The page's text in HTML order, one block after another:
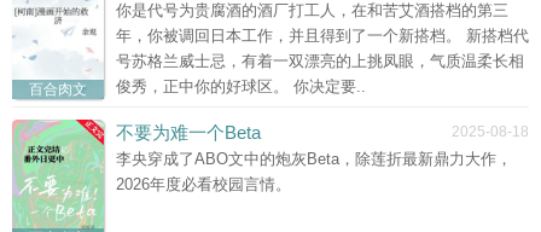
百合肉文
你是代号为贵腐酒的酒厂打工人，在和苦艾酒搭档的第三
年，你被调回日本工作，并且得到了一个新搭档。 新搭档代
号苏格兰威士忌，有着一双漂亮的上挑凤眼，气质温柔长相
俊秀，正中你的好球区。 你决定要..
2025-08-18
不要为难一个Beta
李央穿成了ABO文中的炮灰Beta，除莲折最新鼎力大作，
2026年度必看校园言情。